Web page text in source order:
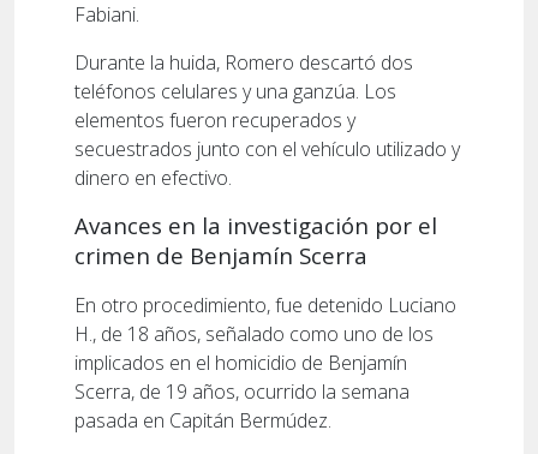
Fabiani.
Durante la huida, Romero descartó dos
teléfonos celulares y una ganzúa. Los
elementos fueron recuperados y
secuestrados junto con el vehículo utilizado y
dinero en efectivo.
Avances en la investigación por el
crimen de Benjamín Scerra
En otro procedimiento, fue detenido Luciano
H., de 18 años, señalado como uno de los
implicados en el homicidio de Benjamín
Scerra, de 19 años, ocurrido la semana
pasada en Capitán Bermúdez.